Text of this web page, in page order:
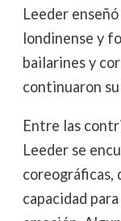
Leeder
londinense y
bailarines y
continuaron
Entre las
Leeder se
coreográficas,
capacidad